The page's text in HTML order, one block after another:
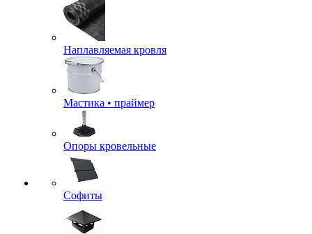
Наплавляемая кровля
Мастика • праймер
Опоры кровельные
Софиты